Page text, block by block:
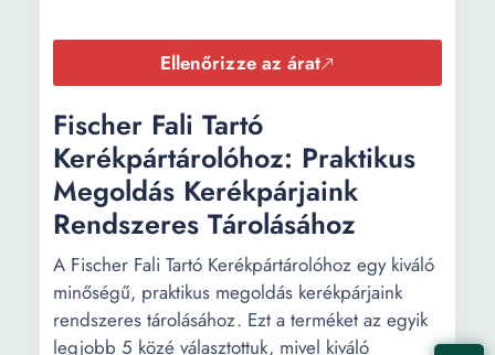
Ellenőrizze az árat
Fischer Fali Tartó
Kerékpártárolóhoz: Praktikus
Megoldás Kerékpárjaink
Rendszeres Tárolásához
A Fischer Fali Tartó Kerékpártárolóhoz egy kiváló
minőségű, praktikus megoldás kerékpárjaink
rendszeres tárolásához. Ezt a terméket az egyik
legjobb 5 közé választottuk, mivel kiváló